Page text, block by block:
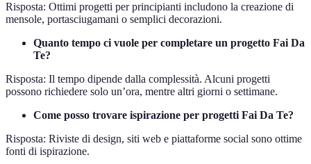
Risposta: Ottimi progetti per principianti includono la creazione di
mensole, portasciugamani o semplici decorazioni.
Quanto tempo ci vuole per completare un progetto Fai Da
Te?
Risposta: Il tempo dipende dalla complessità. Alcuni progetti
possono richiedere solo un’ora, mentre altri giorni o settimane.
Come posso trovare ispirazione per progetti Fai Da Te?
Risposta: Riviste di design, siti web e piattaforme social sono ottime
fonti di ispirazione.